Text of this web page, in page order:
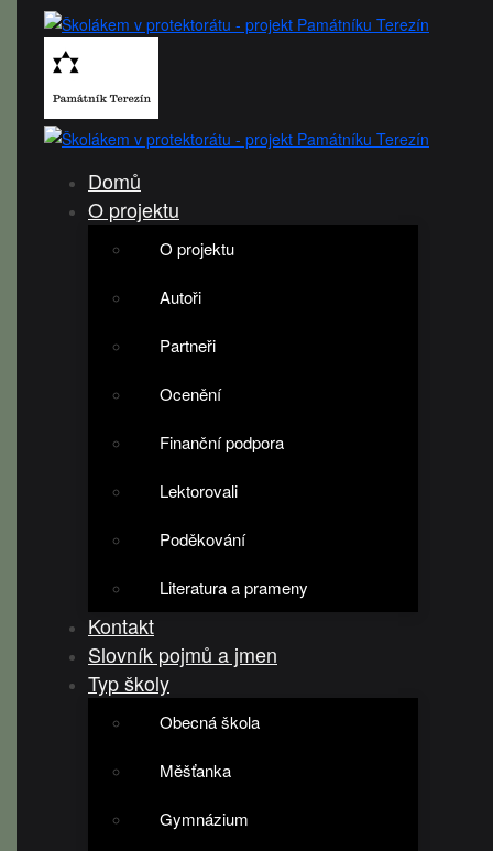
Domů
O projektu
O projektu
Autoři
Partneři
Ocenění
Finanční podpora
Lektorovali
Poděkování
Literatura a prameny
Kontakt
Slovník pojmů a jmen
Typ školy
Obecná škola
Měšťanka
Gymnázium